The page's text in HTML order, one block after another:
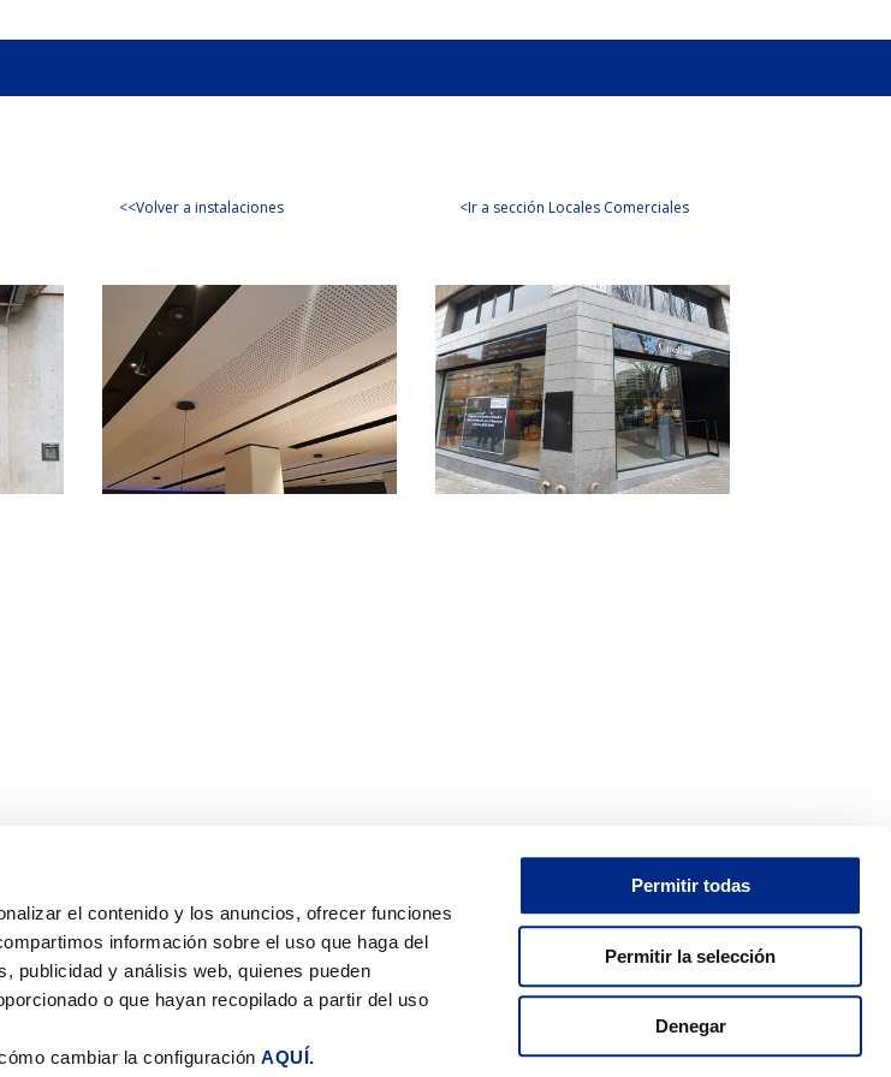
el contenido y los anuncios, ofrecer funciones
información sobre el uso que haga del
publicidad y análisis web, quienes pueden
o que hayan recopilado a partir del uso
cambiar la configuraciónAQUÍ.
Permitir todas
Permitir la selección
Denegar
<<Volver a instalaciones <Ir a sección Locales Comerciales
8 local
SÍGUENOS EN REDES SOCIALES